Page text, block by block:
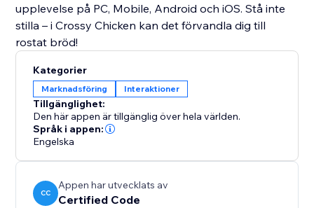
upplevelse på PC, Mobile, Android och iOS. Stå inte
stilla – i Crossy Chicken kan det förvandla dig till
rostat bröd!
Kategorier
Marknadsföring Interaktioner
Tillgänglighet:
Den här appen är tillgänglig över hela världen.
Språk i appen:
Engelska
CC
Appen har utvecklats av
Certified Code